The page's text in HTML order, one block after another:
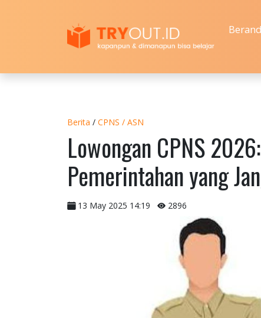
Berita / CPNS / ASN
Lowongan CPNS
Pemerintahan yang
13 May 2025 14:19 2896